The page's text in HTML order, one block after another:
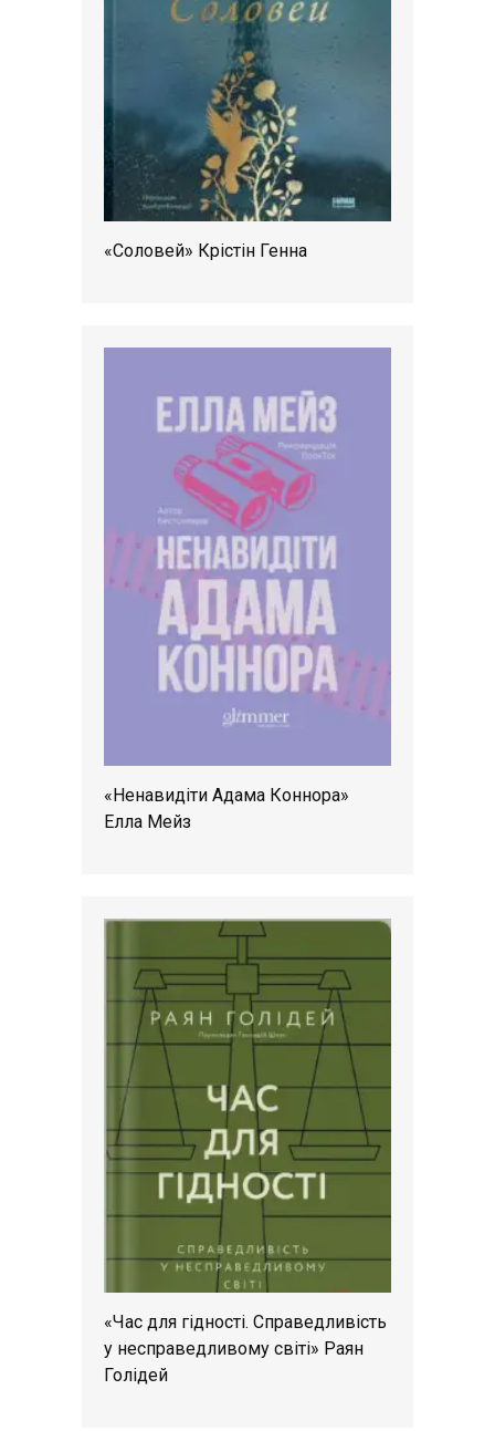
«Соловей» Крістін Генна
«Ненавидіти Адама Коннора»
Елла Мейз
«Час для гідності. Справедливість
у несправедливому світі» Раян
Голідей